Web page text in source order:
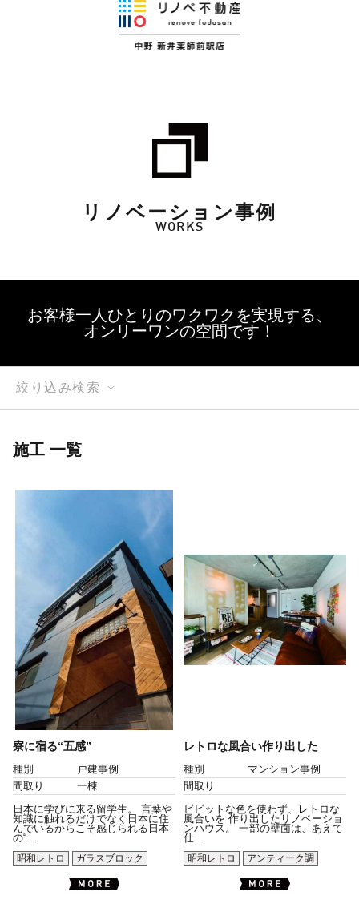
リノベーション事例
WORKS
お客様一人ひとりのワクワクを実現する、
オンリーワンの空間です！
絞り込み検索
施工 一覧
寮に宿る“五感”
種別
戸建事例
間取り
一棟
日本に学びに来る留学生。 言葉や
知識に触れるだけでなく日本に住
んでいるからこそ感じられる日本
の“...
昭和レトロ
ガラスブロック
レトロな風合い作り出した
種別
マンション事例
間取り
ビビットな色を使わず、レトロな
風合いを 作り出したリノベーショ
ンハウス。 一部の壁面は、あえて
仕...
昭和レトロ
アンティーク調